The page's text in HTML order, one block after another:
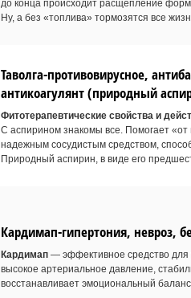
до конца происходит расщепление
Ну, а без «топлива» тормозятся все
Таволга-противовирусное,
антикоагулянт (природный
Фитотерапевтические свойства и
С аспирином знакомы все. Помогает
надежным сосудистым средством,
Природный аспирин, в виде его
Кардимап-гипертония, невроз,
Кардимап — эффективное средство для
высокое артериальное давление,
восстанавливает эмоциональный